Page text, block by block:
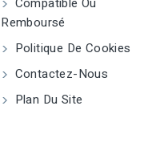
Remboursé
Politique De Cookies
Contactez-Nous
Plan Du Site